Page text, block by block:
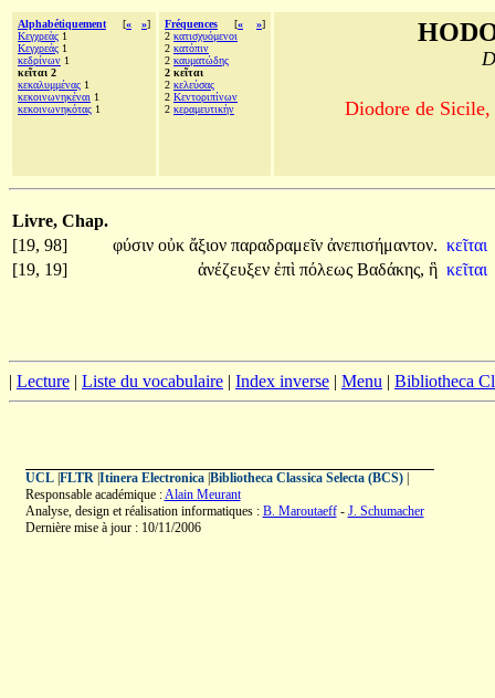
Alphabétiquement [« »]
Κεγχρεὰς 1
Κεγχρεάς 1
κεδρίνων 1
κεῖται 2
κεκαλυμμένας 1
κεκοινωνηκέναι 1
κεκοινωνηκότας 1
Fréquences [« »]
2 κατισχυόμενοι
2 κατόπιν
2 καυματώδης
2 κεῖται
2 κελεύσας
2 Κεντοριπίνων
2 κεραμευτικὴν Diodore de
Livre, Chap.
[19, 98]
φύσιν οὐκ ἄξιον παραδραμεῖν ἀνεπισήμαντον. κεῖται
[19, 19]
ἀνέζευξεν ἐπὶ πόλεως Βαδάκης, ἣ κεῖται
| Lecture | Liste du vocabulaire | Index inverse | Menu | Bibliotheca
UCL| FLTR| Itinera Electronica| Bibliotheca Classica Selecta (BCS)|
Responsable académique :Alain Meurant
Analyse, design et réalisation informatiques : B. Maroutaeff- J. Schumacher
Dernière mise à jour : 10/11/2006